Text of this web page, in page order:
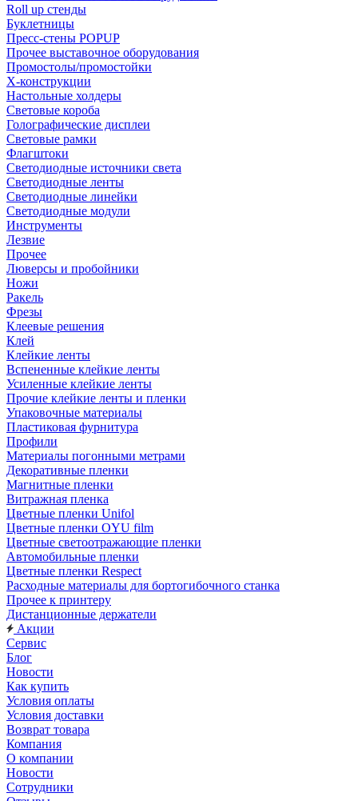
Roll up стенды
Буклетницы
Пресс-стены POPUP
Прочее выставочное оборудования
Промостолы/промостойки
Х-конструкции
Настольные холдеры
Световые короба
Голографические дисплеи
Световые рамки
Флагштоки
Светодиодные источники света
Светодиодные ленты
Светодиодные линейки
Светодиодные модули
Инструменты
Лезвие
Прочее
Люверсы и пробойники
Ножи
Ракель
Фрезы
Клеевые решения
Клей
Клейкие ленты
Вспененные клейкие ленты
Усиленные клейкие ленты
Прочие клейкие ленты и пленки
Упаковочные материалы
Пластиковая фурнитура
Профили
Материалы погонными метрами
Декоративные пленки
Магнитные пленки
Витражная пленка
Цветные пленки Unifol
Цветные пленки OYU film
Цветные светоотражающие пленки
Автомобильные пленки
Цветные пленки Respect
Расходные материалы для бортогибочного станка
Прочее к принтеру
Дистанционные держатели
Акции
Сервис
Блог
Новости
Как купить
Условия оплаты
Условия доставки
Возврат товара
Компания
О компании
Новости
Сотрудники